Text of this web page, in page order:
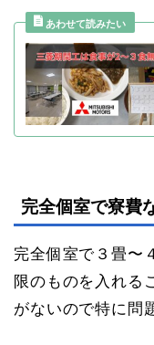
完全個室で寮費
完全個室で３畳〜
限のものを入れる
がないので特に問